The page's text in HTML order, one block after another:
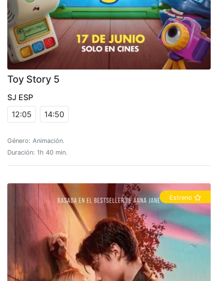
Toy Story 5
SJ ESP
12:05
14:50
Género: Animación.
Duración: 1h 40 min.
Estreno